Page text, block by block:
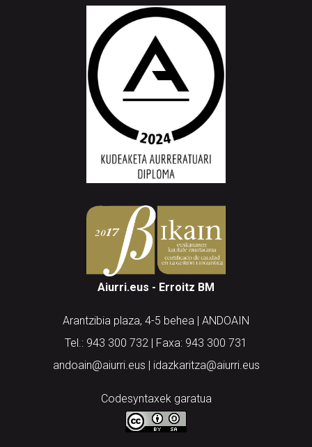
Aiurri.eus - Erroitz BM
Arantzibia plaza, 4-5 behea | ANDOAIN
Tel.: 943 300 732 | Faxa: 943 300 731
andoain@aiurri.eus | idazkaritza@aiurri.eus
Codesyntaxek garatua